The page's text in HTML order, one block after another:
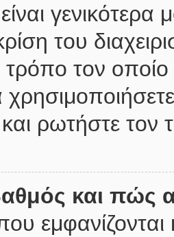
του
τρόπο τον
και ρωτήστε τον
και